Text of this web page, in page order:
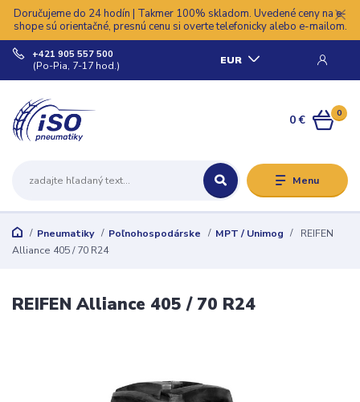
Doručujeme do 24 hodín | Takmer 100% skladom. Uvedené ceny na e-
shope sú orientačné, presnú cenu si overte telefonicky alebo e-mailom.
Menu
EUR
+421 905 557 500
(Po-Pia, 7-17 hod.)
0
0 €
Pneumatiky Poľnohospodárske MPT / Unimog
REIFEN
Alliance 405 / 70 R24
REIFEN Alliance 405 / 70 R24